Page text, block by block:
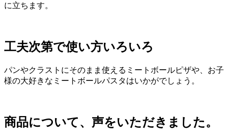
に立ちます。
工夫次第で使い方いろいろ
パンやクラストにそのまま使えるミートボールピザや、お子
様の大好きなミートボールパスタはいかがでしょう。
商品について、声をいただきました。